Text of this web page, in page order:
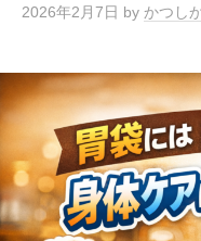
2026年2月7日 by かつし